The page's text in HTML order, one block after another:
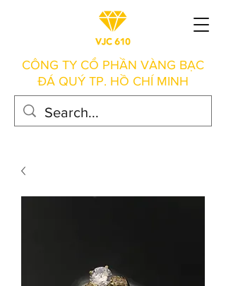
CÔNG TY CỔ PHẦN VÀNG BẠC
ĐÁ QUÝ TP. HỒ CHÍ MINH